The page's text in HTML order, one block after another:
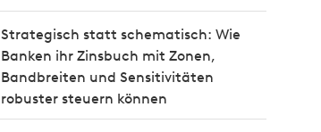
Strategisch statt schematisch: Wie
Banken ihr Zinsbuch mit Zonen,
Bandbreiten und Sensitivitäten
robuster steuern können